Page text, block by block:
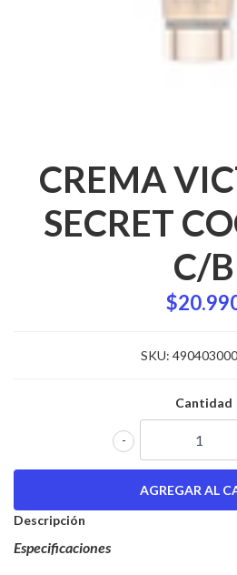
CREMA
SECRET
C/B
SKU:
Cantidad
-
Descripción
Especificaciones